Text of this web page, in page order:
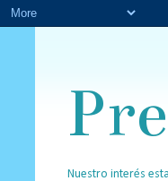
Nuestro interés